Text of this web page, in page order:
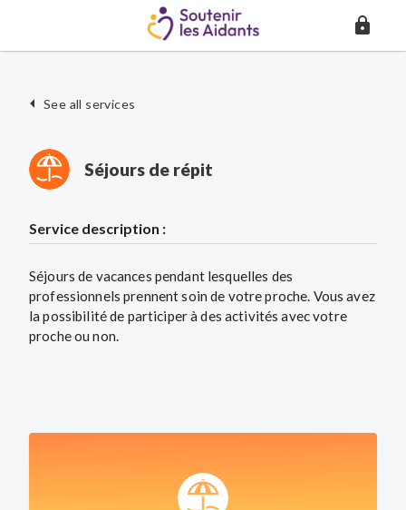
See all services
Séjours de répit
Service description :
Séjours de vacances pendant lesquelles des
professionnels prennent soin de votre proche. Vous avez
la possibilité de participer à des activités avec votre
proche ou non.